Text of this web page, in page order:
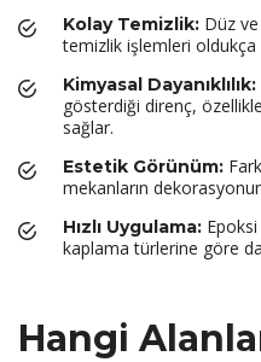
Kolay Temizlik: Düz
temizlik işlemleri oldukça
Kimyasal Dayanıklılık:
gösterdiği direnç,
sağlar.
Estetik Görünüm:
mekanların
Hızlı Uygulama:
kaplama türlerine göre
Hangi